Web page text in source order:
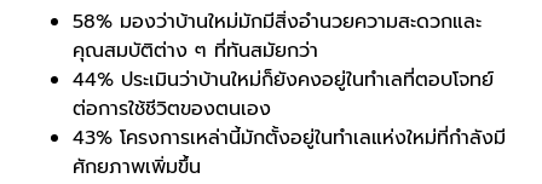
58% มองว่าบ้านใหม่มักมีสิ่งอำนวยความสะดวกและ
คุณสมบัติต่าง ๆ ที่ทันสมัยกว่า
44% ประเมินว่าบ้านใหม่ก็ยังคงอยู่ในทำเลที่ตอบโจทย์
ต่อการใช้ชีวิตของตนเอง
43% โครงการเหล่านี้มักตั้งอยู่ในทำเลแห่งใหม่ที่กำลังมี
ศักยภาพเพิ่มขึ้น